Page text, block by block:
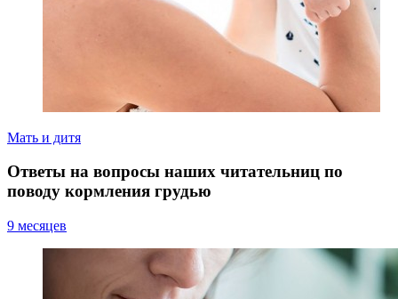
Мать и дитя
Ответы на вопросы наших читательниц по
поводу кормления грудью
9 месяцев